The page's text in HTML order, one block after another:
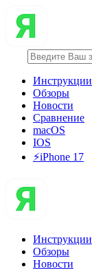
Инструкции
Обзоры
Новости
Сравнение
macOS
IOS
⚡️iPhone 17
Инструкции
Обзоры
Новости